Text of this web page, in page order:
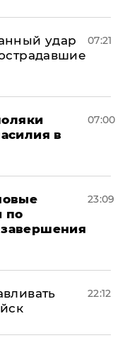
удар
07:21
в
07:00
по
23:09
22:12